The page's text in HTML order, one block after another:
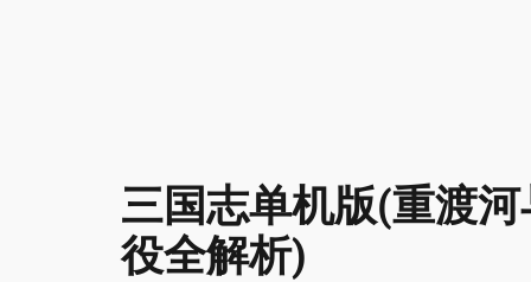
三国志单机版(重渡
役全解析)